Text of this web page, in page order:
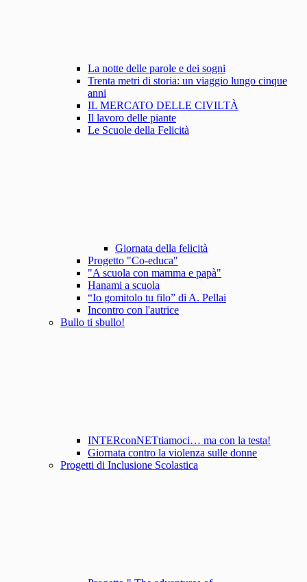
La notte delle parole e dei sogni
Trenta metri di storia: un viaggio lungo cinque
anni
IL MERCATO DELLE CIVILTÀ
Il lavoro delle piante
Le Scuole della Felicità
Giornata della felicità
Progetto "Co-educa"
"A scuola con mamma e papà"
Hanami a scuola
“Io gomitolo tu filo” di A. Pellai
Incontro con l'autrice
Bullo ti sbullo!
INTERconNETtiamoci… ma con la testa!
Giornata contro la violenza sulle donne
Progetti di Inclusione Scolastica